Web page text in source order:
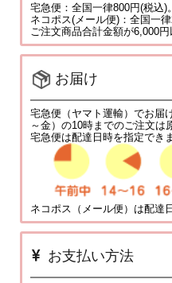
宅急便：全国一律800円(税込)。
ネコポス(メール便)：全国一律
ご注文商品合計金額が6,000円
お届け
宅急便（ヤマト運輸）でお届
～金）の10時までのご注文は
宅急便は配達日時を指定でき
ネコポス（メール便）は配達
お支払い方法